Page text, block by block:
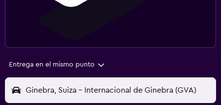
Entrega en el mismo punto
Ginebra, Suiza - Internacional de Ginebra (GVA)